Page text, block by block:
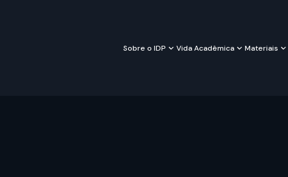
Sobre o IDP Vida Acadêmica Materiais